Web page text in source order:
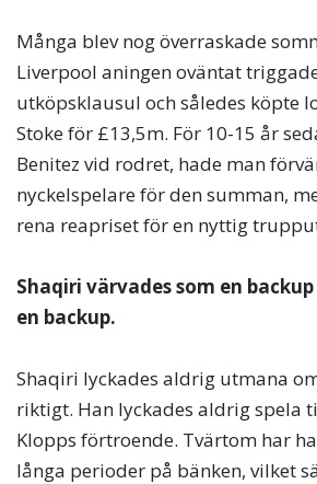
Många blev nog överraskade
Liverpool aningen oväntat
utköpsklausul och således köpte
Stoke för £13,5m. För 10-15 år
Benitez vid rodret, hade man
nyckelspelare för den summan,
rena reapriset för en nyttig
Shaqiri värvades som en
en backup.
Shaqiri lyckades aldrig utmana
riktigt. Han lyckades aldrig spela
Klopps förtroende. Tvärtom har
långa perioder på bänken, vilket